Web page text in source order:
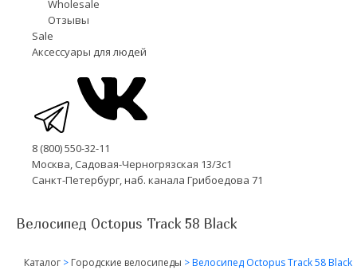
Wholesale
Отзывы
Sale
Аксессуары для людей
8 (800) 550-32-11
Москва, Садовая-Черногрязская 13/3с1
Санкт-Петербург, наб. канала Грибоедова 71
Велосипед Octopus Track 58 Black
Каталог > Городские велосипеды >Велосипед Octopus Track 58 Black